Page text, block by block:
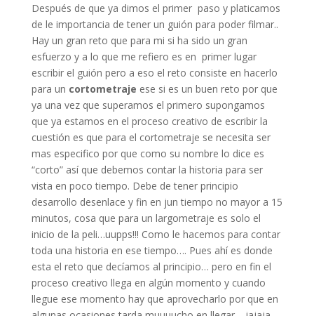
Después de que ya dimos el primer paso y platicamos
de le importancia de tener un guión para poder filmar..
Hay un gran reto que para mi si ha sido un gran
esfuerzo y a lo que me refiero es en primer lugar
escribir el guión pero a eso el reto consiste en hacerlo
para un cortometraje ese si es un buen reto por que
ya una vez que superamos el primero supongamos
que ya estamos en el proceso creativo de escribir la
cuestión es que para el cortometraje se necesita ser
mas especifico por que como su nombre lo dice es
“corto” así que debemos contar la historia para ser
vista en poco tiempo. Debe de tener principio
desarrollo desenlace y fin en jun tiempo no mayor a 15
minutos, cosa que para un largometraje es solo el
inicio de la peli…uupps!!! Como le hacemos para contar
toda una historia en ese tiempo…. Pues ahí es donde
esta el reto que decíamos al principio… pero en fin el
proceso creativo llega en algún momento y cuando
llegue ese momento hay que aprovecharlo por que en